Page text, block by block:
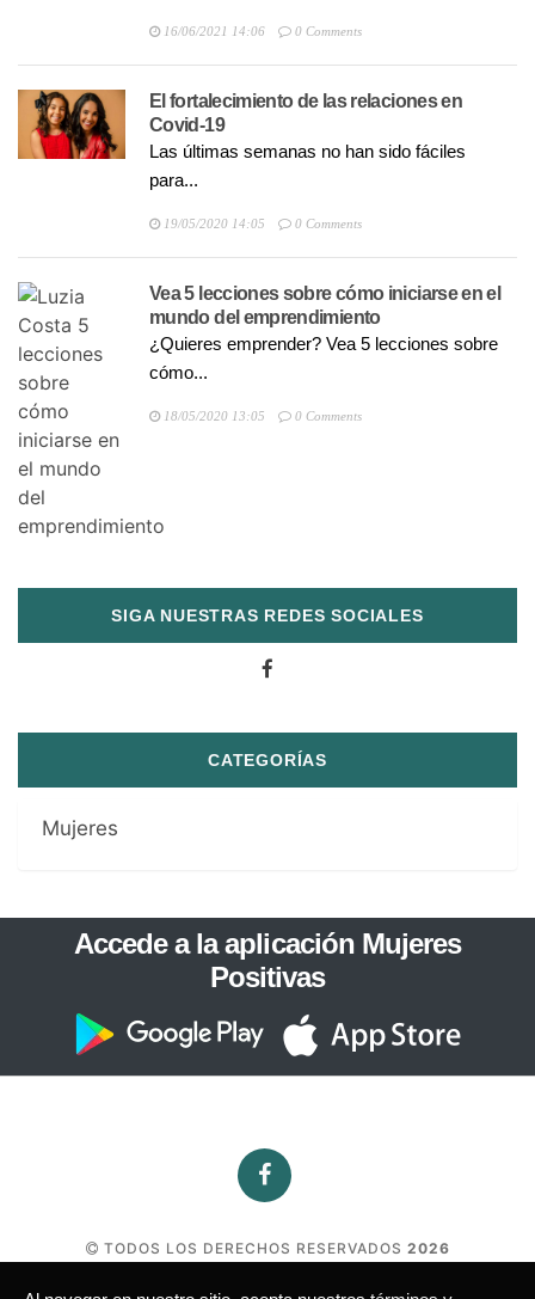
16/06/2021 14:06 0 Comments
El fortalecimiento de las relaciones en
Covid-19
Las últimas semanas no han sido fáciles
para...
19/05/2020 14:05 0 Comments
Vea 5 lecciones sobre cómo iniciarse en el
mundo del emprendimiento
¿Quieres emprender? Vea 5 lecciones sobre
cómo...
18/05/2020 13:05 0 Comments
SIGA NUESTRAS REDES SOCIALES
CATEGORÍAS
Mujeres
Accede a la aplicación Mujeres
Positivas
TODOS LOS DERECHOS RESERVADOS 2026
PRODUCIDO POR FABI SAAD, EL PROYECTO "MUJERES POSITIVAS"